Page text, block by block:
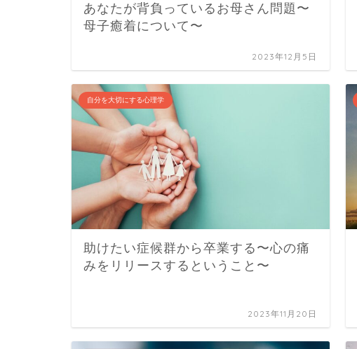
あなたが背負っているお母さん問題〜
母子癒着について〜
2023年12月5日
自分を大切にする心理学
助けたい症候群から卒業する〜心の痛
みをリリースするということ〜
2023年11月20日